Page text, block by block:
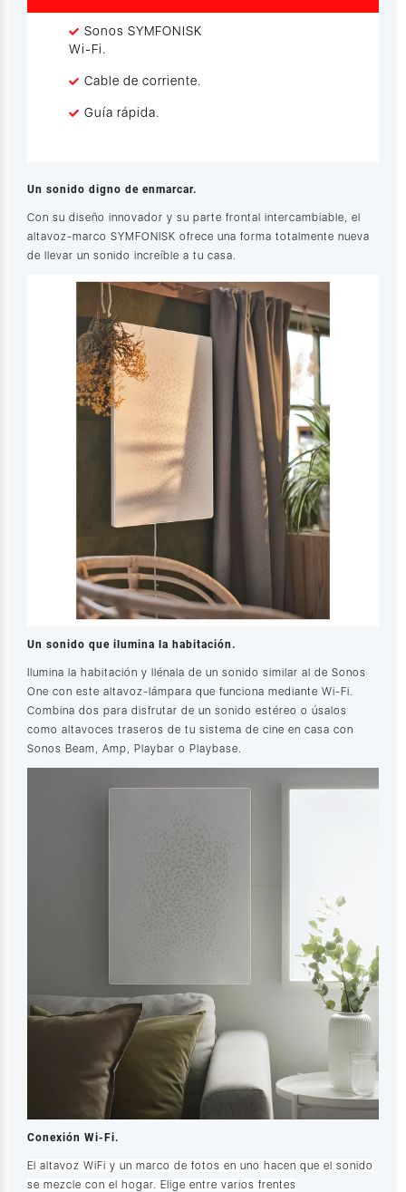
Sonos SYMFONISK
Wi-Fi.
Cable de corriente.
Guía rápida.
Un sonido digno de enmarcar.
Con su diseño innovador y su parte frontal intercambiable, el
altavoz-marco SYMFONISK ofrece una forma totalmente nueva
de llevar un sonido increíble a tu casa.
Un sonido que ilumina la habitación.
Ilumina la habitación y llénala de un sonido similar al de Sonos
One con este altavoz-lámpara que funciona mediante Wi-Fi.
Combina dos para disfrutar de un sonido estéreo o úsalos
como altavoces traseros de tu sistema de cine en casa con
Sonos Beam, Amp, Playbar o Playbase.
Conexión Wi-Fi.
El altavoz WiFi y un marco de fotos en uno hacen que el sonido
se mezcle con el hogar. Elige entre varios frentes